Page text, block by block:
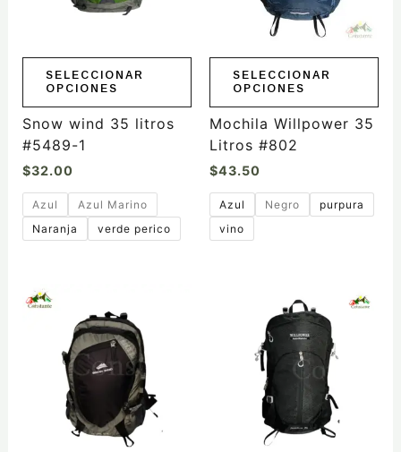
SELECCIONAR
OPCIONES
opciones
pueden
elegir
la
página
de
producto
Snow wind 35 litros
#5489-1
$32.00
Azul
Azul Marino
Naranja
verde perico
SELECCIONAR
OPCIONES
opciones
pueden
elegir
la
página
de
producto
Mochila Willpower 35
Litros #802
$43.50
Azul Negro
purpura
vino
Este
producto
múltiples
variantes.
opciones